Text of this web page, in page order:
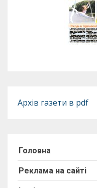
Архів газети в pdf
Головна
Реклама на сайті